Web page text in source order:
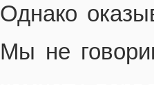
Однако
Мы не